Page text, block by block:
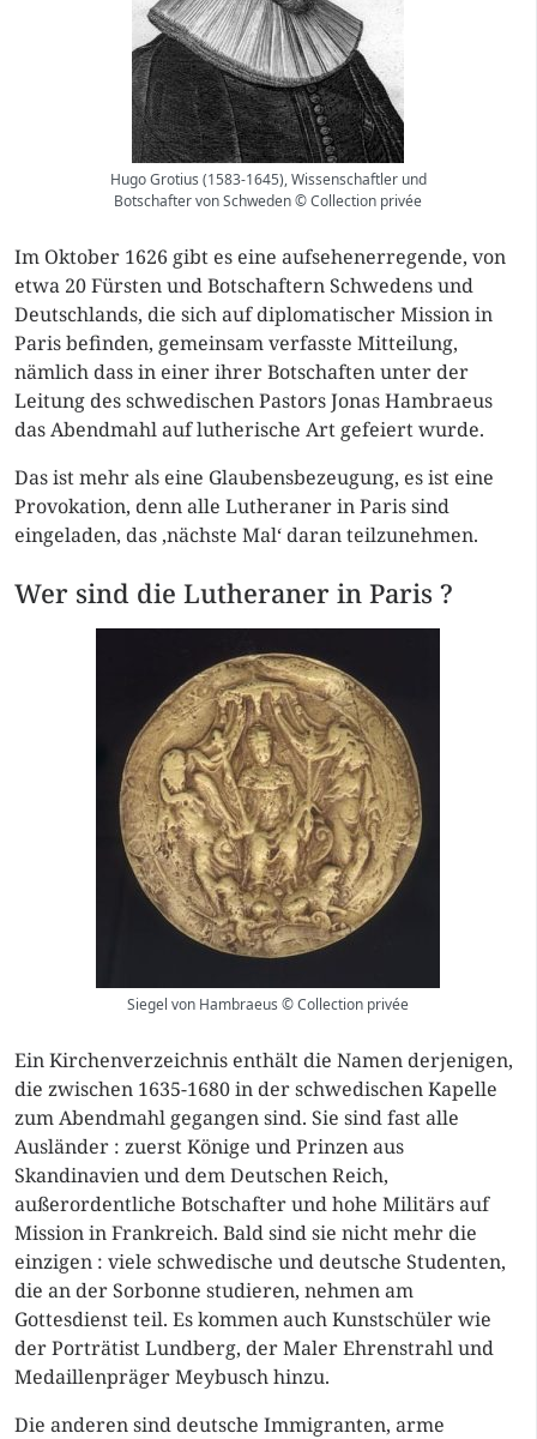
Hugo Grotius (1583-1645), Wissenschaftler und
Botschafter von Schweden © Collection privée
Im Oktober 1626 gibt es eine aufsehenerregende, von
etwa 20 Fürsten und Botschaftern Schwedens und
Deutschlands, die sich auf diplomatischer Mission in
Paris befinden, gemeinsam verfasste Mitteilung,
nämlich dass in einer ihrer Botschaften unter der
Leitung des schwedischen Pastors Jonas Hambraeus
das Abendmahl auf lutherische Art gefeiert wurde.
Das ist mehr als eine Glaubensbezeugung, es ist eine
Provokation, denn alle Lutheraner in Paris sind
eingeladen, das ‚nächste Mal‘ daran teilzunehmen.
Wer sind die Lutheraner in Paris ?
Siegel von Hambraeus © Collection privée
Ein Kirchenverzeichnis enthält die Namen derjenigen,
die zwischen 1635-1680 in der schwedischen Kapelle
zum Abendmahl gegangen sind. Sie sind fast alle
Ausländer : zuerst Könige und Prinzen aus
Skandinavien und dem Deutschen Reich,
außerordentliche Botschafter und hohe Militärs auf
Mission in Frankreich. Bald sind sie nicht mehr die
einzigen : viele schwedische und deutsche Studenten,
die an der Sorbonne studieren, nehmen am
Gottesdienst teil. Es kommen auch Kunstschüler wie
der Porträtist Lundberg, der Maler Ehrenstrahl und
Medaillenpräger Meybusch hinzu.
Die anderen sind deutsche Immigranten, arme